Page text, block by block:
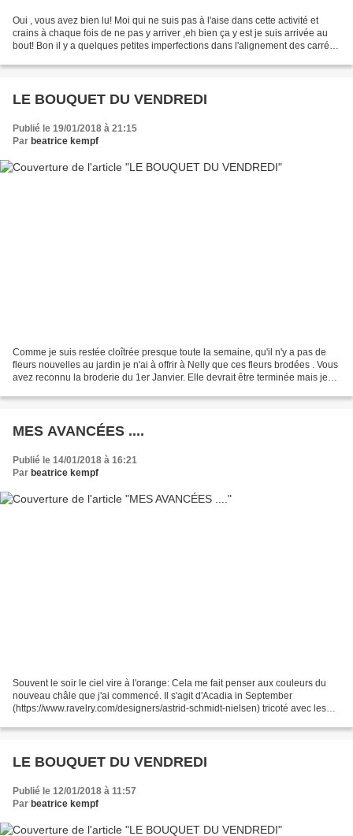
Oui , vous avez bien lu! Moi qui ne suis pas à l'aise dans cette activité et
crains à chaque fois de ne pas y arriver ,eh bien ça y est je suis arrivée au
bout! Bon il y a quelques petites imperfections dans l'alignement des carrés
LE BOUQUET DU VENDREDI
Publié le 19/01/2018 à 21:15
Par beatrice kempf
Comme je suis restée cloîtrée presque toute la semaine, qu'il n'y a pas de
fleurs nouvelles au jardin je n'ai à offrir à Nelly que ces fleurs brodées . Vous
avez reconnu la broderie du 1er Janvier. Elle devrait être terminée mais je
MES AVANCÉES ....
Publié le 14/01/2018 à 16:21
Par beatrice kempf
Souvent le soir le ciel vire à l'orange: Cela me fait penser aux couleurs du
nouveau châle que j'ai commencé. Il s'agit d'Acadia in September
(https://www.ravelry.com/designers/astrid-schmidt-nielsen) tricoté avec les
LE BOUQUET DU VENDREDI
Publié le 12/01/2018 à 11:57
Par beatrice kempf